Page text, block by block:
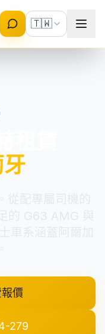
🇹🇼
價
279